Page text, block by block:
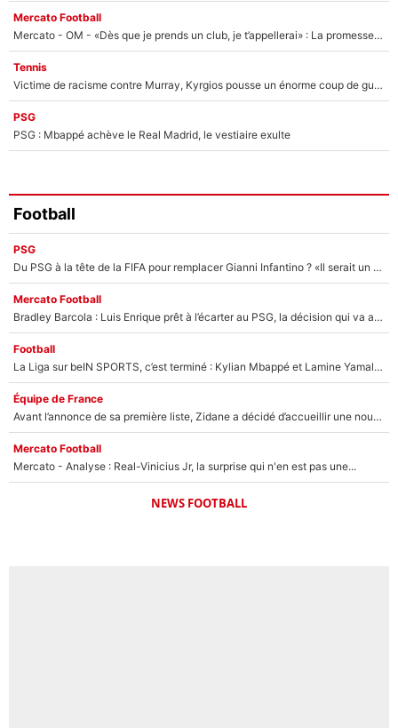
Mercato Football
Mercato - OM - «Dès que je prends un club, je t’appellerai» : La promesse de Marcelino au moment de claquer la porte
Tennis
Victime de racisme contre Murray, Kyrgios pousse un énorme coup de gueule !
PSG
PSG : Mbappé achève le Real Madrid, le vestiaire exulte
Football
PSG
Du PSG à la tête de la FIFA pour remplacer Gianni Infantino ? «Il serait un mauvais président», le patron de la Liga s'attaque à Nasser Al-Khelaïfi !
Mercato Football
Bradley Barcola : Luis Enrique prêt à l’écarter au PSG, la décision qui va accélérer son transfert à Liverpool ?
Football
La Liga sur beIN SPORTS, c’est terminé : Kylian Mbappé et Lamine Yamal changent de chaîne, «le moment était venu d'ouvrir un nouveau chapitre»
Équipe de France
Avant l’annonce de sa première liste, Zidane a décidé d’accueillir une nouvelle tête en équipe de France
Mercato Football
Mercato - Analyse : Real-Vinicius Jr, la surprise qui n'en est pas une...
NEWS FOOTBALL